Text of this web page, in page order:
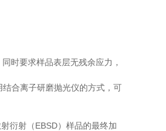
时要求样品表层无残余应力，
合离子研磨抛光仪的方式，可
衍射（EBSD）样品的最终加